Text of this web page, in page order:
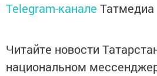
Telegram-канале Татмедиа
Читайте новости
национальном